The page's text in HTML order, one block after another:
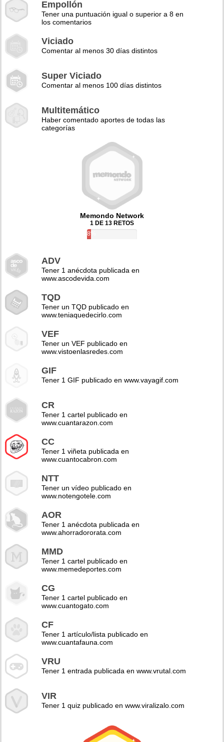
Empollón
Tener una puntuación igual o superior a 8 en
los comentarios
Viciado
Comentar al menos 30 días distintos
Super Viciado
Comentar al menos 100 días distintos
Multitemático
Haber comentado aportes de todas las
categorías
Memondo Network
1 DE 13 RETOS
8%
ADV
Tener 1 anécdota publicada en
www.ascodevida.com
TQD
Tener un TQD publicado en
www.teniaquedecirlo.com
VEF
Tener un VEF publicado en
www.vistoenlasredes.com
GIF
Tener 1 GIF publicado en www.vayagif.com
CR
Tener 1 cartel publicado en
www.cuantarazon.com
CC
Tener 1 viñeta publicada en
www.cuantocabron.com
NTT
Tener un vídeo publicado en
www.notengotele.com
AOR
Tener 1 anécdota publicada en
www.ahorradororata.com
MMD
Tener 1 cartel publicado en
www.memedeportes.com
CG
Tener 1 cartel publicado en
www.cuantogato.com
CF
Tener 1 artículo/lista publicado en
www.cuantafauna.com
VRU
Tener 1 entrada publicada en www.vrutal.com
VIR
Tener 1 quiz publicado en www.viralizalo.com